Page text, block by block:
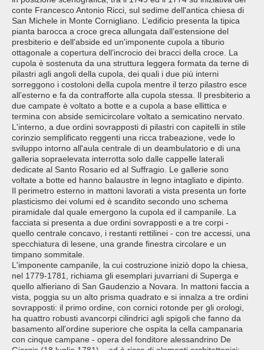
conte Francesco Antonio Ricci, sul sedime dell'antica chiesa di
San Michele in Monte Cornigliano. L’edificio presenta la tipica
pianta barocca a croce greca allungata dall’estensione del
presbiterio e dell'abside ed un'imponente cupola a tiburio
ottagonale a copertura dell’incrocio dei bracci della croce. La
cupola è sostenuta da una struttura leggera formata da terne di
pilastri agli angoli della cupola, dei quali i due più interni
sorreggono i costoloni della cupola mentre il terzo pilastro esce
all’esterno e fa da contrafforte alla cupola stessa. Il presbiterio a
due campate è voltato a botte e a cupola a base ellittica e
termina con abside semicircolare voltato a semicatino nervato.
L'interno, a due ordini sovrapposti di pilastri con capitelli in stile
corinzio semplificato reggenti una ricca trabeazione, vede lo
sviluppo intorno all'aula centrale di un deambulatorio e di una
galleria sopraelevata interrotta solo dalle cappelle laterali
dedicate al Santo Rosario ed al Suffragio. Le gallerie sono
voltate a botte ed hanno balaustre in legno intagliato e dipinto.
Il perimetro esterno in mattoni lavorati a vista presenta un forte
plasticismo dei volumi ed è scandito secondo uno schema
piramidale dal quale emergono la cupola ed il campanile. La
facciata si presenta a due ordini sovrapposti e a tre corpi -
quello centrale concavo, i restanti rettilinei - con tre accessi, una
specchiatura di lesene, una grande finestra circolare e un
timpano sommitale.
L'imponente campanile, la cui costruzione iniziò dopo la chiesa,
nel 1779-1781, richiama gli esemplari juvarriani di Superga e
quello alfieriano di San Gaudenzio a Novara. In mattoni faccia a
vista, poggia su un alto prisma quadrato e si innalza a tre ordini
sovrapposti: il primo ordine, con cornici rotonde per gli orologi,
ha quattro robusti avancorpi cilindrici agli spigoli che fanno da
basamento all'ordine superiore che ospita la cella campanaria
con cinque campane - opera del fonditore alessandrino De